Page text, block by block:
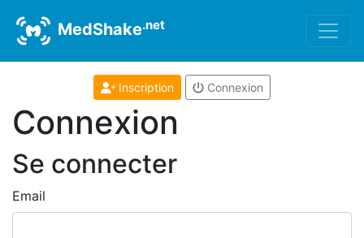
MedShake.net
Inscription Connexion
Connexion
Se connecter
Email